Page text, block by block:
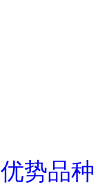
优势品种